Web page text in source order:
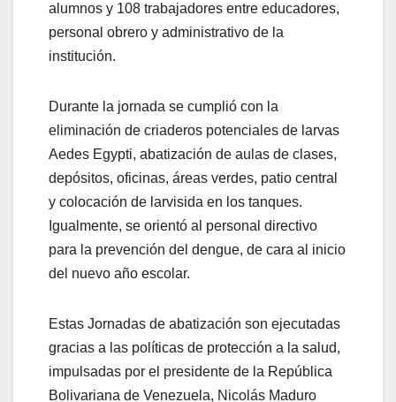
alumnos y 108 trabajadores entre educadores,
personal obrero y administrativo de la
institución.
Durante la jornada se cumplió con la
eliminación de criaderos potenciales de larvas
Aedes Egypti, abatización de aulas de clases,
depósitos, oficinas, áreas verdes, patio central
y colocación de larvisida en los tanques.
Igualmente, se orientó al personal directivo
para la prevención del dengue, de cara al inicio
del nuevo año escolar.
Estas Jornadas de abatización son ejecutadas
gracias a las políticas de protección a la salud,
impulsadas por el presidente de la República
Bolivariana de Venezuela, Nicolás Maduro